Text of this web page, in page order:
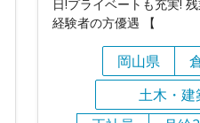
日!プライベートも充実!
経験者の方優遇 【
岡山県
土木・建